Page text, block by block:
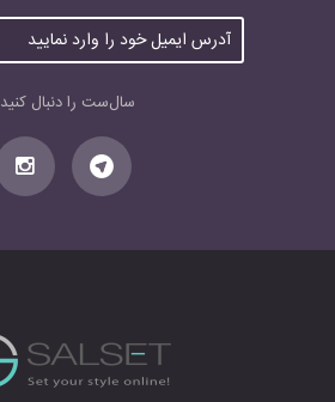
آ
د
ر
س
ی
م
ی
خ
ا
و
سال‌ست را دنبال کنید